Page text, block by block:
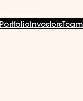
PortfolioInvestorsTeam